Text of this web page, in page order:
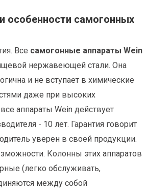
особенности самогонных
Все самогонные аппараты Wein
нержавеющей стали. Она
и не вступает в химические
даже при высоких
аппараты Wein действует
- 10 лет. Гарантия говорит
уверен в своей продукции.
Колонны этих аппаратов
(легко обслуживать,
между собой